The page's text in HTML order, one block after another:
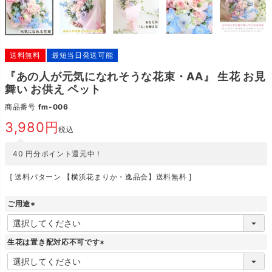
送料無料 最短当日発送可能
『あの人が元気になれそうな花束・AA』 生花 お見
舞い お供え ペット
商品番号 fm-006
3,980 税込
40 円分ポイント還元中！
送料パターン 【横浜花まりか・逸品会】送料無料
ご用途
(
必
須
生花は置き配対応不可です
(